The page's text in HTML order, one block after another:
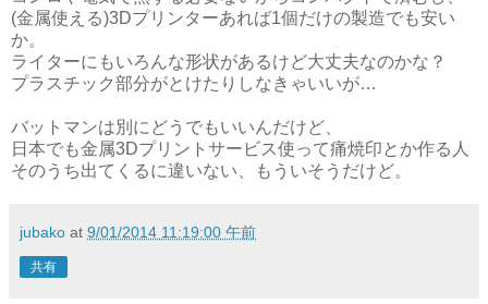
(金属使える)3Dプリンターあれば1個だけの製造でも安い
か。
ライターにもいろんな形状があるけど大丈夫なのかな？
プラスチック部分がとけたりしなきゃいいが…
バットマンは別にどうでもいいんだけど、
日本でも金属3Dプリントサービス使って痛焼印とか作る人
そのうち出てくるに違いない、もういそうだけど。
jubako at 9/01/2014 11:19:00 午前
共有